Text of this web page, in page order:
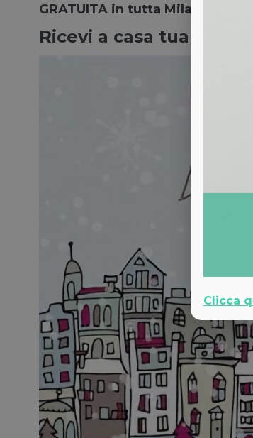
GRATUITA in tutta Milano!
Ricevi a casa tua i
Clicca